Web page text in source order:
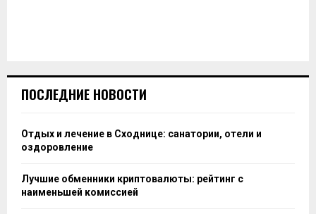
ПОСЛЕДНИЕ НОВОСТИ
Отдых и лечение в Сходнице: санатории, отели и
оздоровление
Лучшие обменники криптовалюты: рейтинг с
наименьшей комиссией